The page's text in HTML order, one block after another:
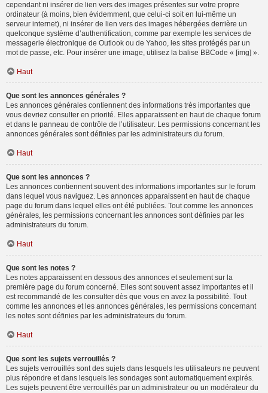
cependant ni insérer de lien vers des images présentes sur votre propre
ordinateur (à moins, bien évidemment, que celui-ci soit en lui-même un
serveur internet), ni insérer de lien vers des images hébergées derrière un
quelconque système d’authentification, comme par exemple les services de
messagerie électronique de Outlook ou de Yahoo, les sites protégés par un
mot de passe, etc. Pour insérer une image, utilisez la balise BBCode « [img] ».
Haut
Que sont les annonces générales ?
Les annonces générales contiennent des informations très importantes que
vous devriez consulter en priorité. Elles apparaissent en haut de chaque forum
et dans le panneau de contrôle de l’utilisateur. Les permissions concernant les
annonces générales sont définies par les administrateurs du forum.
Haut
Que sont les annonces ?
Les annonces contiennent souvent des informations importantes sur le forum
dans lequel vous naviguez. Les annonces apparaissent en haut de chaque
page du forum dans lequel elles ont été publiées. Tout comme les annonces
générales, les permissions concernant les annonces sont définies par les
administrateurs du forum.
Haut
Que sont les notes ?
Les notes apparaissent en dessous des annonces et seulement sur la
première page du forum concerné. Elles sont souvent assez importantes et il
est recommandé de les consulter dès que vous en avez la possibilité. Tout
comme les annonces et les annonces générales, les permissions concernant
les notes sont définies par les administrateurs du forum.
Haut
Que sont les sujets verrouillés ?
Les sujets verrouillés sont des sujets dans lesquels les utilisateurs ne peuvent
plus répondre et dans lesquels les sondages sont automatiquement expirés.
Les sujets peuvent être verrouillés par un administrateur ou un modérateur du